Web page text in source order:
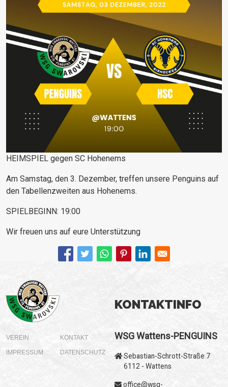
HEIMSPIEL gegen SC Hohenems
Am Samstag, den 3. Dezember, treffen unsere Penguins auf
den Tabellenzweiten aus Hohenems.
SPIELBEGINN: 19:00
Wir freuen uns auf eure Unterstützung
VEREIN KONTAKT
IMPRESSUM DATENSCHUTZ
KONTAKTINFO
WSG Wattens-PENGUINS
Sebastian-Schrott-Straße 7
6112 - Wattens
office@wsg-